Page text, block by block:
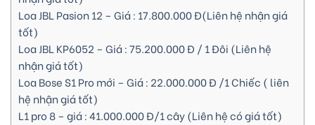
Loa JBL Pasion 12 – Giá : 17.800.000 Đ(Liên hệ nhận giá
tốt)
Loa JBL KP6052 – Giá : 75.200.000 Đ / 1 Đôi (Liên hệ
nhận giá tốt)
Loa Bose S1 Pro mới – Giá : 22.000.000 Đ /1 Chiếc ( liên
hệ nhận giá tốt)
L1 pro 8 – giá : 41.000.000 Đ/1 cây (Liên hệ có giá tốt)